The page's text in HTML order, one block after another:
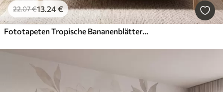
22.07€13.24€
Fototapeten Tropische Bananenblätter mit Trauben roter Kaffeekirschen, im Aquarellstil